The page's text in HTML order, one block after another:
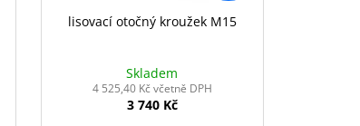
lisovací otočný kroužek M15
Skladem
4 525,40 Kč včetně DPH
3 740 Kč